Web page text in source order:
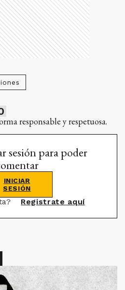
responsable y respetuosa.
sesión para poder
INICIAR
SESIÓN
Registrate aquí